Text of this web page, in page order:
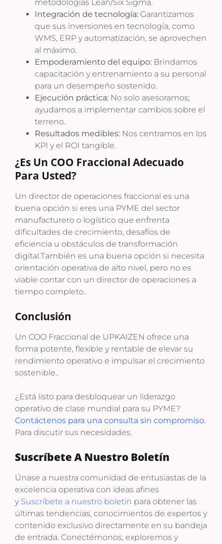
metodologías Lean/Six Sigma.
Integración de tecnología: Garantizamos
que sus inversiones en tecnología, como
WMS, ERP y automatización, se aprovechen
al máximo.
Empoderamiento del equipo: Brindamos
capacitación y entrenamiento a su personal
para un desempeño sostenido.
Ejecución práctica: No solo asesoramos;
ayudamos a implementar cambios sobre el
terreno.
Resultados medibles: Nos centramos en los
KPI y el ROI tangible.
¿Es Un COO Fraccional Adecuado
Para Usted?
Un director de operaciones fraccional es una
buena opción si eres una PYME del sector
manufacturero o logístico que enfrenta
dificultades de crecimiento, desafíos de
eficiencia u obstáculos de transformación
digital.También es una buena opción si necesita
orientación operativa de alto nivel, pero no es
viable contar con un director de operaciones a
tiempo completo..
Conclusión
Un COO Fraccional de UPKAIZEN ofrece una
forma potente, flexible y rentable de elevar su
rendimiento operativo e impulsar el crecimiento
sostenible..
¿Está listo para desbloquear un liderazgo
operativo de clase mundial para su PYME?
Contáctenos para una consulta sin compromiso.
Para discutir sus necesidades.
Suscríbete A Nuestro Boletín
Únase a nuestra comunidad de entusiastas de la
excelencia operativa con ideas afines
y Suscríbete a nuestro boletín para obtener las
últimas tendencias, conocimientos de expertos y
contenido exclusivo directamente en su bandeja
de entrada. Conectémonos, exploremos y